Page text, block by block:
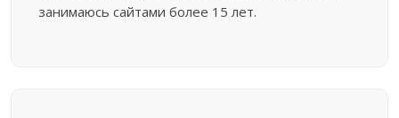
занимаюсь сайтами более 15 лет.